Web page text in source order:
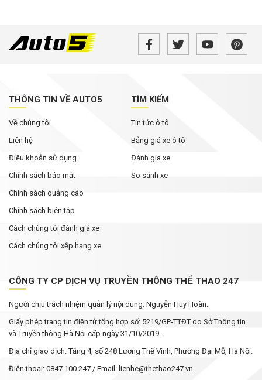
THÔNG TIN VỀ AUTO5
Về chúng tôi
Liên hệ
Điều khoản sử dụng
Chính sách bảo mật
Chính sách quảng cáo
Chính sách biên tập
Cách chúng tôi đánh giá xe
Cách chúng tôi xếp hạng xe
TÌM KIẾM
Tin tức ô tô
Bảng giá xe ô tô
Đánh gia xe
So sánh xe
CÔNG TY CP DỊCH VỤ TRUYỀN THÔNG THỂ THAO 247
Người chịu trách nhiệm quản lý nội dung: Nguyễn Huy Hoàn.
Giấy phép trang tin điện tử tổng hợp số: 5219/GP-TTĐT do Sở Thông tin
và Truyền thông Hà Nội cấp ngày 31/10/2019.
Địa chỉ giao dịch: Tầng 4, số 248 Lương Thế Vinh, Phường Đại Mỗ, Hà Nội.
Điện thoại: 0847 100 247 / Email: lienhe@thethao247.vn